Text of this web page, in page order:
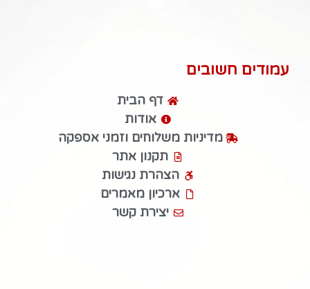
עמודים חשובים
דף הבית
אודות
מדיניות משלוחים וזמני אספקה
תקנון אתר
הצהרת נגישות
ארכיון מאמרים
יצירת קשר